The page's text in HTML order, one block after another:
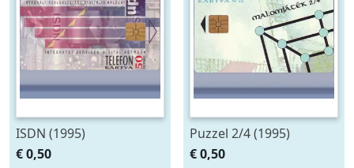
ISDN (1995)
€ 0,50
Puzzel 2/4 (1995)
€ 0,50